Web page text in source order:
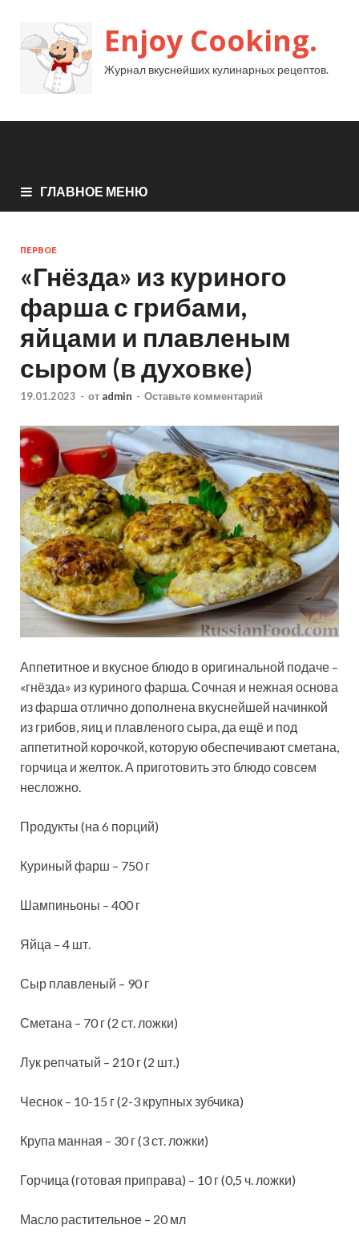
Enjoy Cooking.
Журнал вкуснейших кулинарных рецептов.
ГЛАВНОЕ МЕНЮ
ПЕРВОЕ
«Гнёзда» из куриного
фарша с грибами,
яйцами и плавленым
сыром (в духовке)
19.01.2023 - от admin - Оставьте комментарий
Аппетитное и вкусное блюдо в оригинальной подаче –
«гнёзда» из куриного фарша. Сочная и нежная основа
из фарша отлично дополнена вкуснейшей начинкой
из грибов, яиц и плавленого сыра, да ещё и под
аппетитной корочкой, которую обеспечивают сметана,
горчица и желток. А приготовить это блюдо совсем
несложно.
Продукты (на 6 порций)
Куриный фарш – 750 г
Шампиньоны – 400 г
Яйца – 4 шт.
Сыр плавленый – 90 г
Сметана – 70 г (2 ст. ложки)
Лук репчатый – 210 г (2 шт.)
Чеснок – 10-15 г (2-3 крупных зубчика)
Крупа манная – 30 г (3 ст. ложки)
Горчица (готовая приправа) – 10 г (0,5 ч. ложки)
Масло растительное – 20 мл